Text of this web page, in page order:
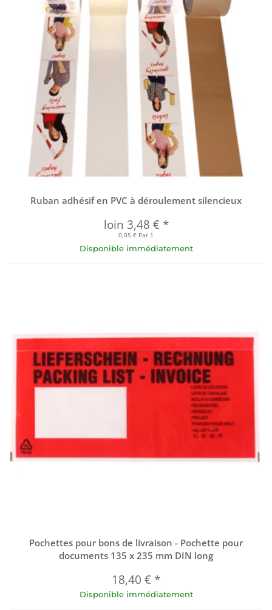
Ruban adhésif en PVC à déroulement silencieux
loin 3,48 € *
0,05 € Par 1
Disponible immédiatement
Pochettes pour bons de livraison - Pochette pour
documents 135 x 235 mm DIN long
18,40 € *
Disponible immédiatement